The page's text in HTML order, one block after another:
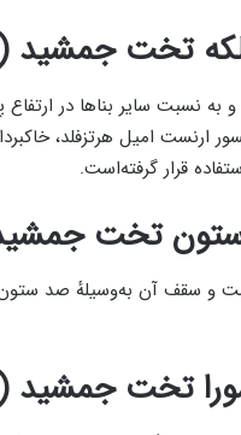
تخت جمشید
نسبت سایر بناها در
پرفسور ارنست امیل هرتزفلد،
قرار گرفته‌است.
تخت
تخت جمشید